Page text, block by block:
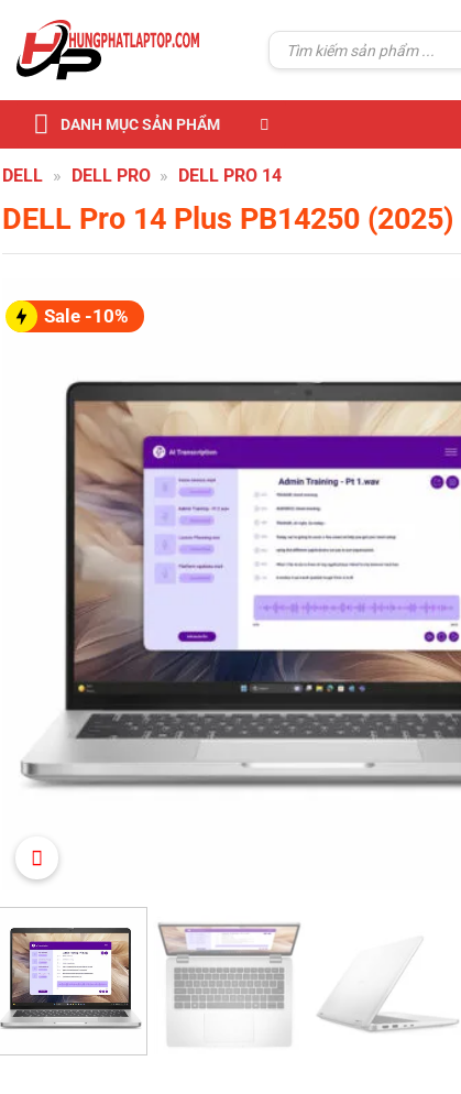
content
Tìm
kiếm:
DANH MỤC SẢN PHẨM
DELL » DELL PRO » DELL PRO 14
DELL Pro 14 Plus PB14250 (2025)
Sale -10%